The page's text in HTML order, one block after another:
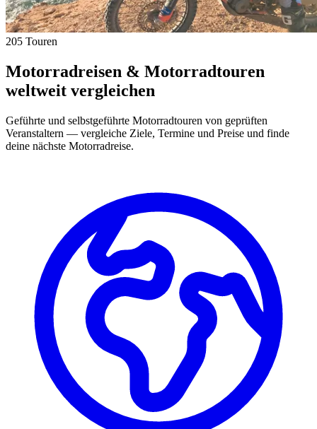
205 Touren
Motorradreisen & Motorradtouren
weltweit vergleichen
Geführte und selbstgeführte Motorradtouren von geprüften
Veranstaltern — vergleiche Ziele, Termine und Preise und finde
deine nächste Motorradreise.